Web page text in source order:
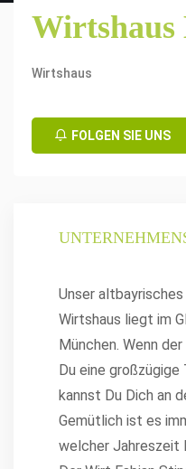
Wirtshaus
FOLGEN SIE UNS
Unser
Wirtshaus liegt im
München. Wenn
Du eine großzügige
kannst Du Dich an
Gemütlich ist es
welcher Jahreszeit